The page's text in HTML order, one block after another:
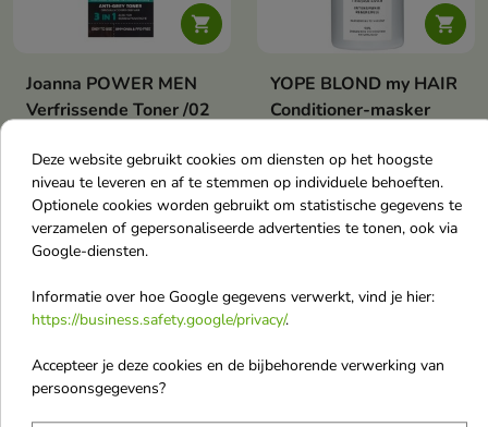

Joanna POWER MEN
Verfrissende Toner /02
Power Men Toner 02 Dark
Brown – een natuurlijk,
donkerbruin effect zonder
uitgroei. Snelle kleur in 10
minuten, houdt tot 3 weken en is
samengesteld met extracten.
€ 5,00

YOPE BLOND my HAIR
Conditioner-masker
geblondeerd haar 300
ml
Het 2-in-1 intensief
regenererende masker is een
favorite_border -25%
Deze website gebruikt cookies om diensten op het hoogste
niveau te leveren en af te stemmen op individuele behoeften.
Optionele cookies worden gebruikt om statistische gegevens te
verzamelen of gepersonaliseerde advertenties te tonen, ook via
Google-diensten.
Informatie over hoe Google gegevens verwerkt, vind je hier:
https://business.safety.google/privacy/.
Accepteer je deze cookies en de bijbehorende verwerking van
persoonsgegevens?